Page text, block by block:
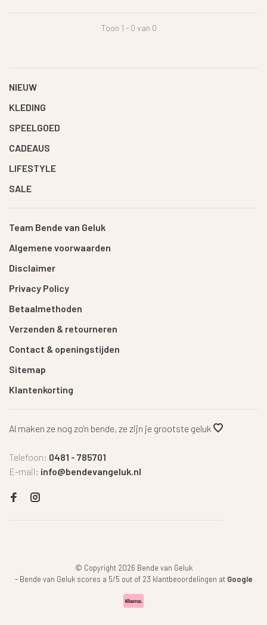
Toon 1 - 0 van 0
NIEUW
KLEDING
SPEELGOED
CADEAUS
LIFESTYLE
SALE
Team Bende van Geluk
Algemene voorwaarden
Disclaimer
Privacy Policy
Betaalmethoden
Verzenden & retourneren
Contact & openingstijden
Sitemap
Klantenkorting
Al maken ze nog zo'n bende, ze zijn je grootste geluk
Telefoon: 0481 - 785701
E-mail: info@bendevangeluk.nl
© Copyright 2026 Bende van Geluk
- Bende van Geluk scores a 5/5 out of 23 klantbeoordelingen at Google